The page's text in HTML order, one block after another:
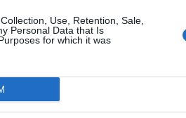
Use, Retention, Sale,
Personal Data that Is
for which it was
Potem zwrot w pogodzie
ale w wielu regionach przyniesie także
wiatr. Temperatura sięgnie 33 stopni